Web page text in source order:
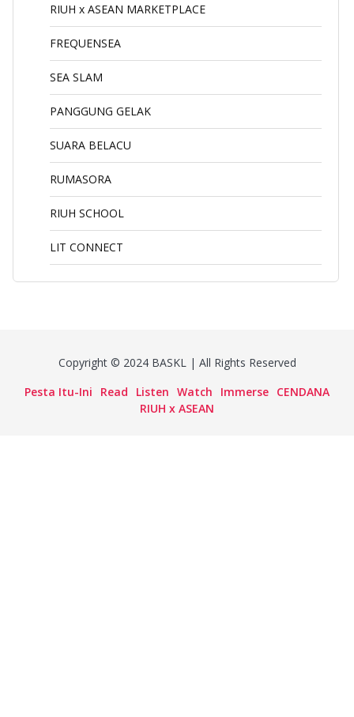
RIUH x ASEAN MARKETPLACE
FREQUENSEA
SEA SLAM
PANGGUNG GELAK
SUARA BELACU
RUMASORA
RIUH SCHOOL
LIT CONNECT
Copyright © 2024 BASKL | All Rights Reserved
Pesta Itu-Ini
Read Listen Watch Immerse CENDANA
RIUH x ASEAN